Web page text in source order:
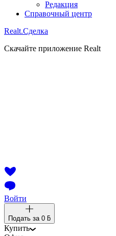
Редакция
Справочный центр
Realt.Сделка
Скачайте приложение Realt
Войти
Подать за 0 ƃ
Купить